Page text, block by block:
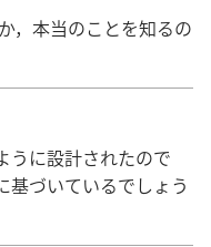
，本当のことを知るの
うに設計されたので
基づいているでしょう